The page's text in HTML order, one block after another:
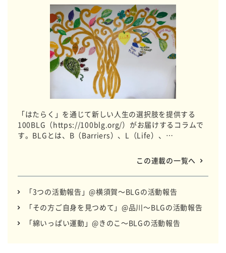
「はたらく」を通じて新しい人生の選択肢を提供する
100BLG（https://100blg.org/）がお届けするコラムで
す。BLGとは、B（Barriers）、L（Life）、
を通じてメンバーと一緒に企業と協働しながら想いをカ
タチにしています。 全国のBLGのいつもの日常をお届け
します。
この連載の一覧へ
「3つの活動報告」@横須賀～BLGの活動報告
「その方ご自身を見つめて」@品川～BLGの活動報告
「綿いっぱい運動」@きのこ～BLGの活動報告